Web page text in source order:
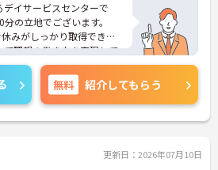
イサービスセンターで
の立地でございます。
みがしっかり取得できま
理想の働き方を実現して
対策ポイントなど、さら
のでお気軽にご相談くだ
無料 紹介してもらう
更新日：2026年07月10日